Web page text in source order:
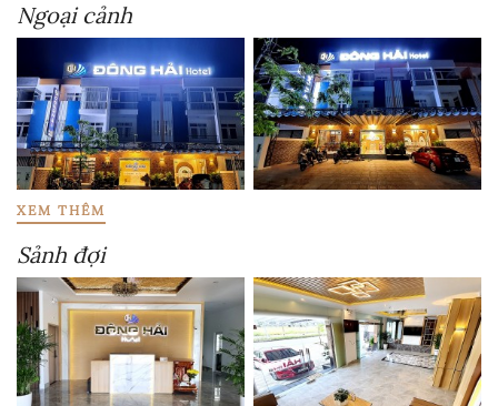
Ngoại cảnh
XEM THÊM
Sảnh đợi